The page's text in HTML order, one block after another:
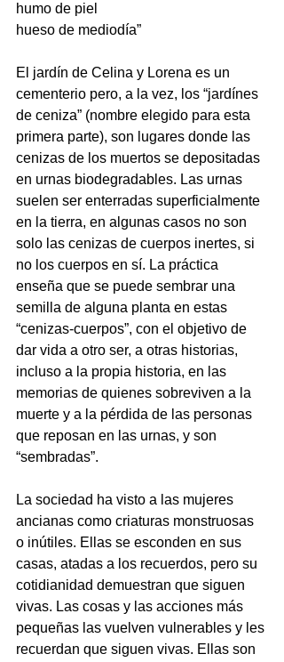
humo de piel
hueso de mediodía”
El jardín de Celina y Lorena es un
cementerio pero, a la vez, los “jardínes
de ceniza” (nombre elegido para esta
primera parte), son lugares donde las
cenizas de los muertos se depositadas
en urnas biodegradables. Las urnas
suelen ser enterradas superficialmente
en la tierra, en algunas casos no son
solo las cenizas de cuerpos inertes, si
no los cuerpos en sí. La práctica
enseña que se puede sembrar una
semilla de alguna planta en estas
“cenizas-cuerpos”, con el objetivo de
dar vida a otro ser, a otras historias,
incluso a la propia historia, en las
memorias de quienes sobreviven a la
muerte y a la pérdida de las personas
que reposan en las urnas, y son
“sembradas”.
La sociedad ha visto a las mujeres
ancianas como criaturas monstruosas
o inútiles. Ellas se esconden en sus
casas, atadas a los recuerdos, pero su
cotidianidad demuestran que siguen
vivas. Las cosas y las acciones más
pequeñas las vuelven vulnerables y les
recuerdan que siguen vivas. Ellas son